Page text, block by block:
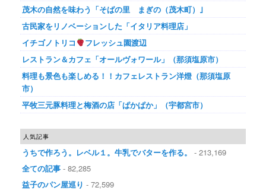
茂木の自然を味わう「そばの里 まぎの（茂木町）｣
古民家をリノベーションした「イタリア料理店」
イチゴノトリコ
フレッシュ園渡辺
レストラン＆カフェ「オールヴォワール」（那須塩原市）
料理も景色も楽しめる！！カフェレストラン洋燈（那須塩原
市）
平牧三元豚料理と梅酒の店「ぱかぱか」（宇都宮市）
人気記事
うちで作ろう。レベル１。牛乳でバターを作る。
- 213,169
全ての記事 - 82,285
益子のパン屋巡り - 72,599